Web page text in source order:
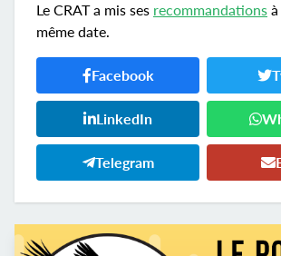
Le CRAT a mis ses recommandations
même date.
Facebook
LinkedIn
Telegram